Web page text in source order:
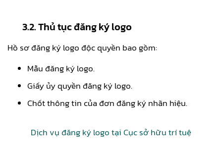
3.2. Thủ tục đăng ký logo
Hồ sơ đăng ký logo độc quyền bao gồm:
Mẫu đăng ký logo.
Giấy ủy quyền đăng ký logo.
Chốt thông tin của đơn đăng ký nhãn hiệu.
Dịch vụ đăng ký logo tại Cục sở hữu trí tuệ